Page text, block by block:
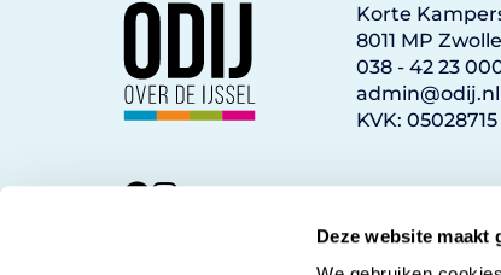
Deze website maakt
Korte
8011 MP Zwolle
038 - 42 23
admin@odij.nl
KVK: 05028715